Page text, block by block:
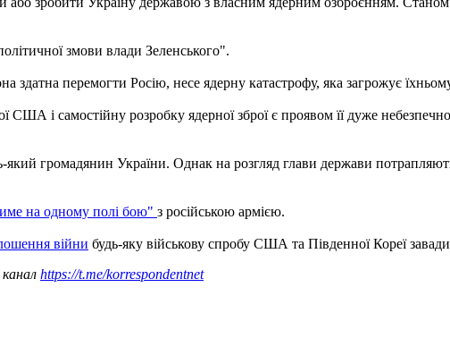
змови влади Зеленського".
здатна перемогти Росію, несе ядерну катастрофу, яка загрожує
і самостійну розробку ядерної зброї є проявом її дуже
який громадянин України. Однак на розгляд глави держави
на одному полі бою" з російською армією.
війни будь-яку військову спробу США та Південної Кореї
https://t.me/korrespondentnet